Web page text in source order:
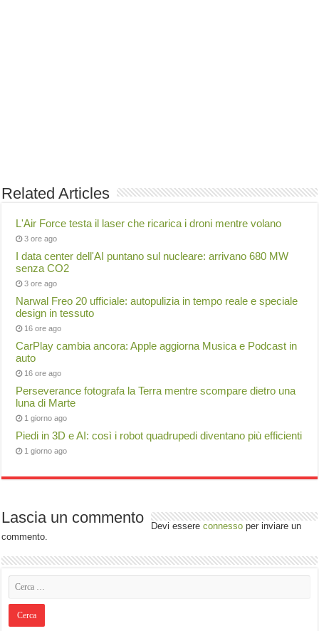
Related Articles
L'Air Force testa il laser che ricarica i droni mentre volano
3 ore ago
I data center dell'AI puntano sul nucleare: arrivano 680 MW
senza CO2
3 ore ago
Narwal Freo 20 ufficiale: autopulizia in tempo reale e speciale
design in tessuto
16 ore ago
CarPlay cambia ancora: Apple aggiorna Musica e Podcast in
auto
16 ore ago
Perseverance fotografa la Terra mentre scompare dietro una
luna di Marte
1 giorno ago
Piedi in 3D e AI: così i robot quadrupedi diventano più efficienti
1 giorno ago
Lascia un commento Devi essereconnesso per inviare un
commento.